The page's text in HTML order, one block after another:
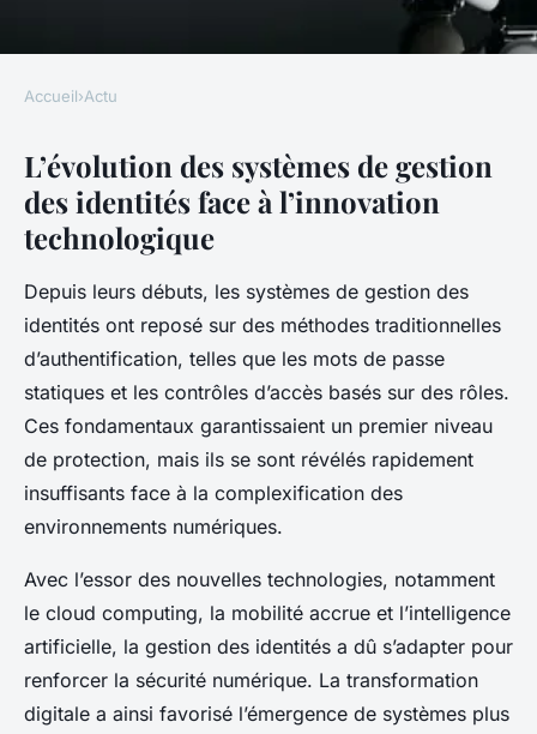
Comment les systèmes de
gestion des identités évoluent-
ils avec les nouvelles
technologies ?
Accueil›Actu
L’évolution des systèmes de gestion
des identités face à l’innovation
technologique
Depuis leurs débuts, les systèmes de gestion des
identités ont reposé sur des méthodes traditionnelles
d’authentification, telles que les mots de passe
statiques et les contrôles d’accès basés sur des rôles.
Ces fondamentaux garantissaient un premier niveau
de protection, mais ils se sont révélés rapidement
insuffisants face à la complexification des
environnements numériques.
Avec l’essor des nouvelles technologies, notamment
le cloud computing, la mobilité accrue et l’intelligence
artificielle, la gestion des identités a dû s’adapter pour
renforcer la sécurité numérique. La transformation
digitale a ainsi favorisé l’émergence de systèmes plus